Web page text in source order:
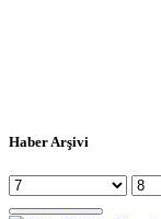
Haber Arşivi